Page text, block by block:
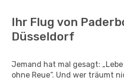
Ihr Flug von
Düsseldorf
Jemand hat mal gesagt:
ohne Reue“. Und wer träumt